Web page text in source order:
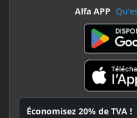
Alfa APP
Économisez 20% de TVA !